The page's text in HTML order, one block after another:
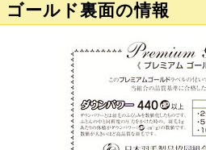
ゴールド裏面の情報